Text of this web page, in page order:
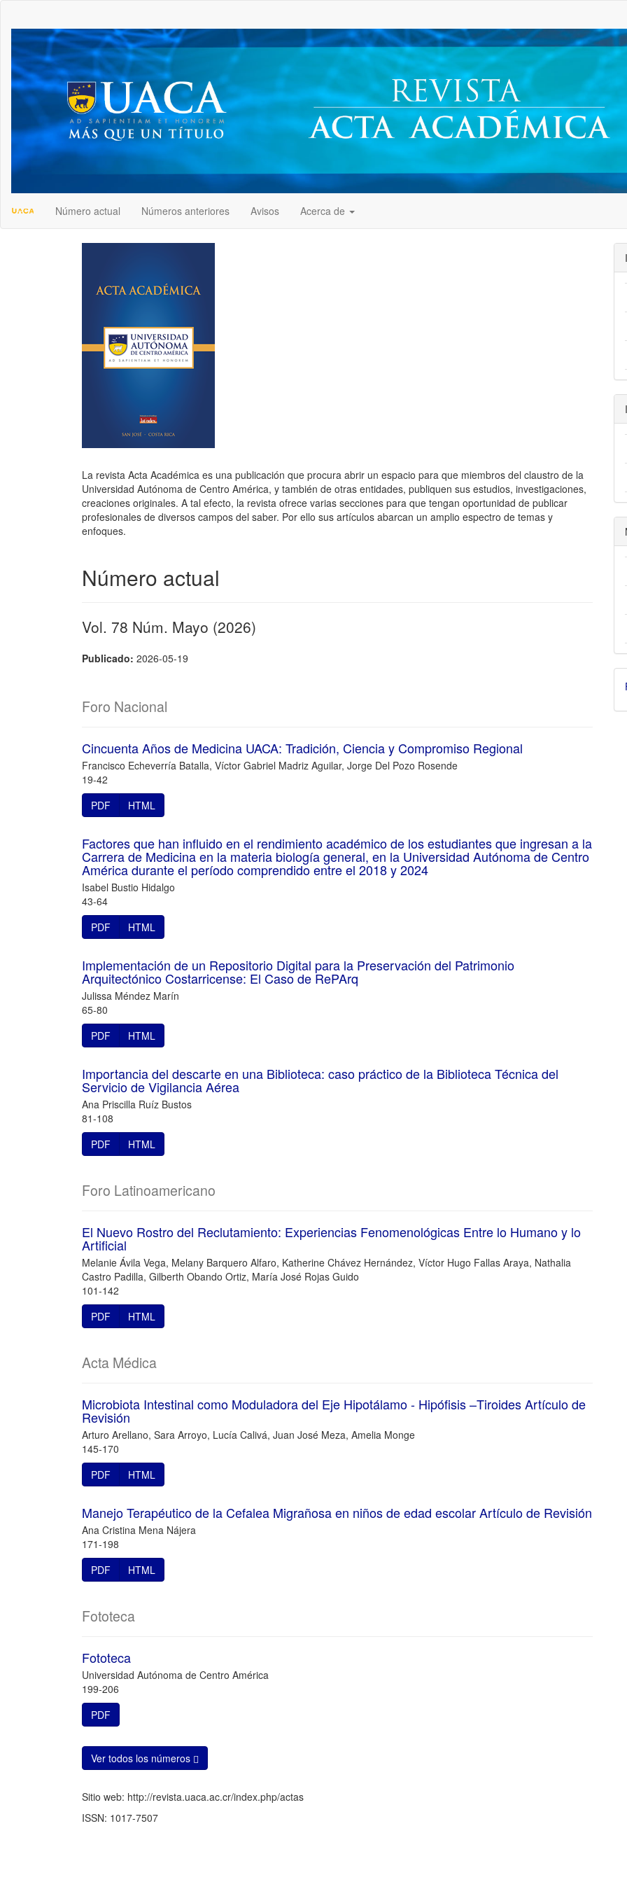
##plugins.themes.bootstrap3.accessible_menu.main_content##
##plugins.themes.bootstrap3.accessible_menu.sidebar##
Número actual Números anteriores Avisos Acerca de
La revista Acta Académica es una publicación que procura abrir un espacio para que miembros del claustro de la
Universidad Autónoma de Centro América, y también de otras entidades, publiquen sus estudios, investigaciones,
creaciones originales. A tal efecto, la revista ofrece varias secciones para que tengan oportunidad de publicar
profesionales de diversos campos del saber. Por ello sus artículos abarcan un amplio espectro de temas y
enfoques.
Número actual
Vol. 78 Núm. Mayo (2026)
Publicado: 2026-05-19
Foro Nacional
Cincuenta Años de Medicina UACA: Tradición, Ciencia y Compromiso Regional
Francisco Echeverría Batalla, Víctor Gabriel Madriz Aguilar, Jorge Del Pozo Rosende
19-42
PDF
HTML
Factores que han influido en el rendimiento académico de los estudiantes que ingresan a la
Carrera de Medicina en la materia biología general, en la Universidad Autónoma de Centro
América durante el período comprendido entre el 2018 y 2024
Isabel Bustio Hidalgo
43-64
PDF
HTML
Implementación de un Repositorio Digital para la Preservación del Patrimonio
Arquitectónico Costarricense: El Caso de RePArq
Julissa Méndez Marín
65-80
PDF
HTML
Importancia del descarte en una Biblioteca: caso práctico de la Biblioteca Técnica del
Servicio de Vigilancia Aérea
Ana Priscilla Ruíz Bustos
81-108
PDF
HTML
Foro Latinoamericano
El Nuevo Rostro del Reclutamiento: Experiencias Fenomenológicas Entre lo Humano y lo
Artificial
Melanie Ávila Vega, Melany Barquero Alfaro, Katherine Chávez Hernández, Víctor Hugo Fallas Araya, Nathalia
Castro Padilla, Gilberth Obando Ortiz, María José Rojas Guido
101-142
PDF
HTML
Acta Médica
Microbiota Intestinal como Moduladora del Eje Hipotálamo - Hipófisis –Tiroides Artículo de
Revisión
Arturo Arellano, Sara Arroyo, Lucía Calivá, Juan José Meza, Amelia Monge
145-170
PDF
HTML
Manejo Terapéutico de la Cefalea Migrañosa en niños de edad escolar Artículo de Revisión
Ana Cristina Mena Nájera
171-198
PDF
HTML
Fototeca
Fototeca
Universidad Autónoma de Centro América
199-206
PDF
Ver todos los números
Sitio web: http://revista.uaca.ac.cr/index.php/actas
ISSN: 1017-7507